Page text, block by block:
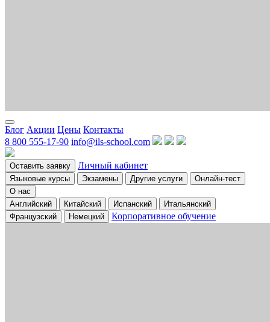
Блог Акции Цены Контакты
8 800 555-17-90 info@ils-school.com
Оставить заявку Личный кабинет
Языковые курсы Экзамены Другие услуги
Онлайн-тест
О нас
Английский
Китайский Испанский
Итальянский
Французский
Немецкий Корпоративное обучение